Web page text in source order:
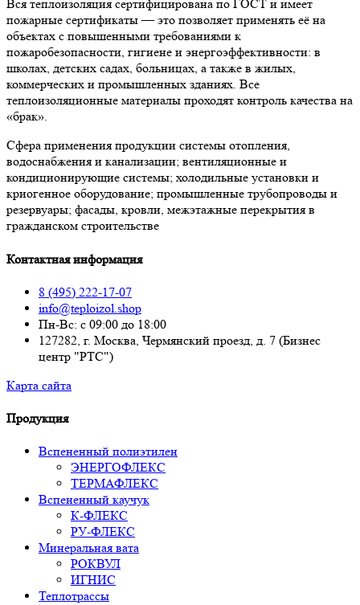
Вся теплоизоляция сертифицирована по ГОСТ и имеет
пожарные сертификаты — это позволяет применять её на
объектах с повышенными требованиями к
пожаробезопасности, гигиене и энергоэффективности: в
школах, детских садах, больницах, а также в жилых,
коммерческих и промышленных зданиях. Все
теплоизоляционные материалы проходят контроль качества на
«брак».
Сфера применения продукции системы отопления,
водоснабжения и канализации; вентиляционные и
кондиционирующие системы; холодильные установки и
криогенное оборудование; промышленные трубопроводы и
резервуары; фасады, кровли, межэтажные перекрытия в
гражданском строительстве
Контактная информация
8 (495) 222-17-07
info@teploizol.shop
Пн-Вс: с 09:00 до 18:00
127282, г. Москва, Чермянский проезд, д. 7 (Бизнес
центр "РТС")
Карта сайта
Продукция
Вспененный полиэтилен
ЭНЕРГОФЛЕКС
ТЕРМАФЛЕКС
Вспененный каучук
К-ФЛЕКС
РУ-ФЛЕКС
Минеральная вата
РОКВУЛ
ИГНИС
Теплотрассы